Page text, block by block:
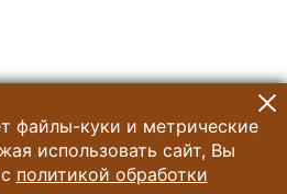
файлы-куки и метрические
использовать сайт, Вы
политикой обработки